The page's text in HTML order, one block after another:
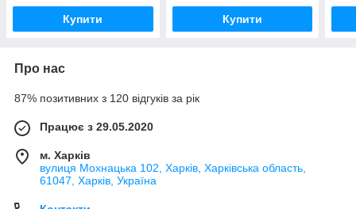
Купити Купити
Про нас
87% позитивних з 120 відгуків за рік
Працює з 29.05.2020
м. Харків
вулиця Мохнацька 102, Харків, Харківська область,
61047, Харків, Україна